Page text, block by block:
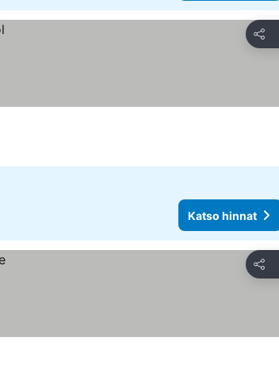
Jaa
Katso hinnat
Jaa